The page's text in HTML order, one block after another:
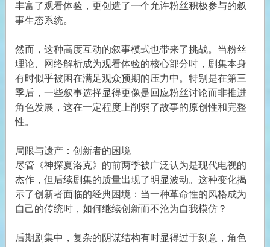
丰富了观看体验，更创造了一个允许粉丝积极参与的叙
事生态系统。
然而，这种高度互动的叙事模式也带来了挑战。当粉丝
理论、网络解析成为观看体验的核心部分时，剧集本身
有时似乎被困在满足观众预期的压力中。特别是在第三
季后，一些叙事选择显得更像是回应粉丝讨论而非推进
角色发展，这在一定程度上削弱了故事的原创性和完整
性。
局限与遗产：创新者的困境
尽管《神探夏洛克》的前两季被广泛认为是现代电视的
杰作，但后续剧集的质量出现了明显波动。这种变化揭
示了创新者面临的经典困境：当一种革命性的风格成为
自己的传统时，如何继续创新而不沦为自我模仿？
后期剧集中，复杂的阴谋结构有时显得过于刻意，角色